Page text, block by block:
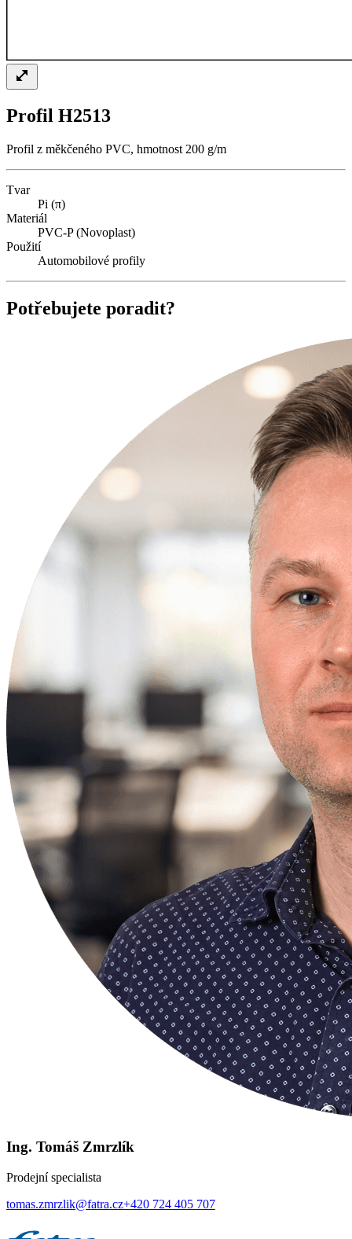
Profil H2513
Profil z měkčeného PVC, hmotnost 200 g/m
Tvar
Pi (π)
Materiál
PVC-P (Novoplast)
Použití
Automobilové profily
Potřebujete poradit?
Ing. Tomáš Zmrzlík
Prodejní specialista
tomas.zmrzlik@fatra.cz+420 724 405 707